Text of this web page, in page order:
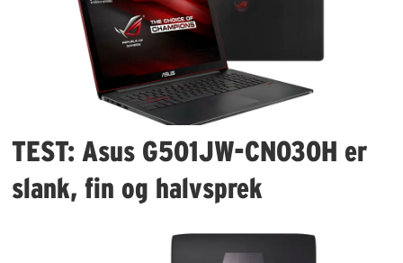
TEST: Asus G501JW-CN030H er
slank, fin og halvsprek